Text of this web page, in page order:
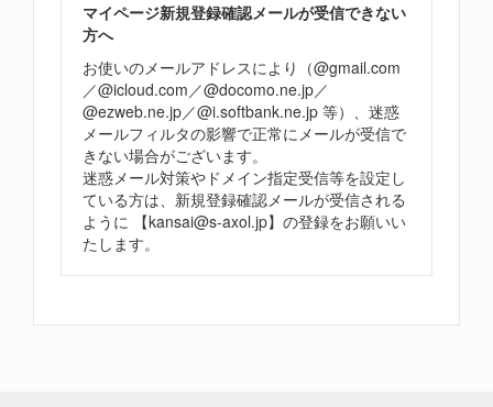
マイページ新規登録確認メールが受信できない
方へ
お使いのメールアドレスにより（@gmail.com
／@icloud.com／@docomo.ne.jp／
@ezweb.ne.jp／@i.softbank.ne.jp 等）、迷惑
メールフィルタの影響で正常にメールが受信で
きない場合がございます。
迷惑メール対策やドメイン指定受信等を設定し
ている方は、新規登録確認メールが受信される
ように 【kansai@s-axol.jp】の登録をお願いい
たします。